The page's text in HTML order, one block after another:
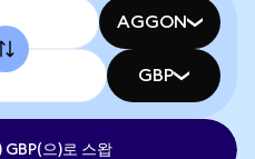
AGGON
GBP
으)로 스왑